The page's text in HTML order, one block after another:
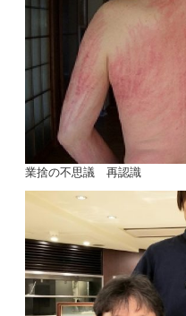
業捨の不思議 再認識